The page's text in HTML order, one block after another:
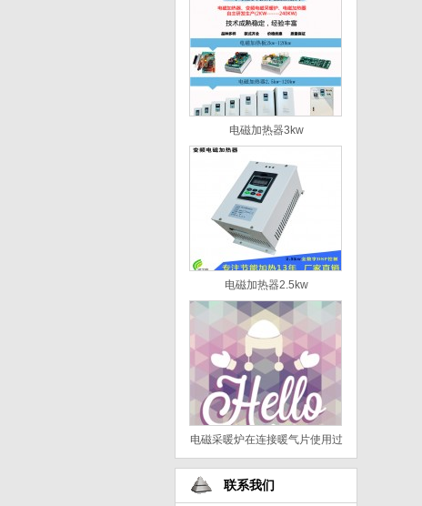
电磁加热器3kw
电磁加热器2.5kw
电磁采暖炉在连接暖气片使用过
程中不热的解决方法？
联系我们